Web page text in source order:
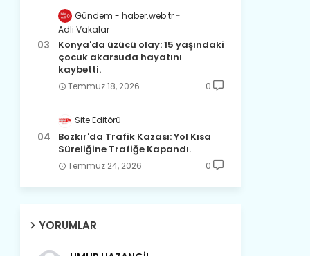
Gündem - haber.web.tr
Adli Vakalar
Konya'da üzücü olay: 15 yaşındaki
çocuk akarsuda hayatını
kaybetti.
Temmuz 18, 2026 0
Site Editörü
Bozkır'da Trafik Kazası: Yol Kısa
Süreliğine Trafiğe Kapandı.
Temmuz 24, 2026 0
YORUMLAR
Son yıllarda orda yok artık ağlayan,
Çat değişti, şimdi gülüyor Çağlayan.
Susam; olur tahin gider nerelere ?
Tanıtır Bozkır’ı acizâne Dere.
Gederet’ti adı, oldu Dereiçi.
Gökdere kıyıları yapılmış bağlar, Mert
ve yiğitler obasıdır Hamzalar.
Harmanı,elması ve Sorkunca’sı var.
Büyük yerdir, mahalleleri Aydınlık, Tarih